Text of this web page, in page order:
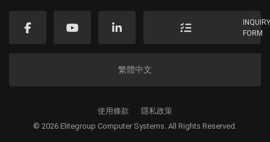
FORM
繁體中文
© 2026 Elitegroup Computer Systems. All Rights Reserved.
使用條款 隱私政策